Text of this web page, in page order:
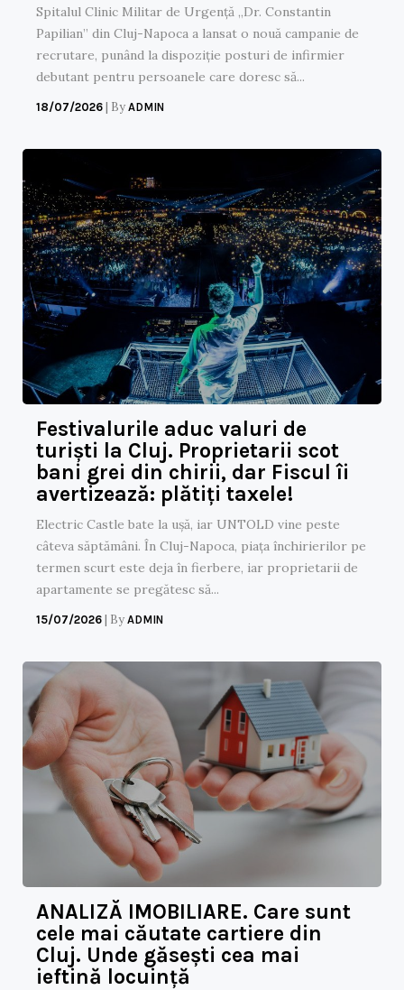
Spitalul Clinic Militar de Urgență „Dr. Constantin
Papilian” din Cluj-Napoca a lansat o nouă campanie de
recrutare, punând la dispoziție posturi de infirmier
debutant pentru persoanele care doresc să...
18/07/2026 | By ADMIN
Festivalurile aduc valuri de
turiști la Cluj. Proprietarii scot
bani grei din chirii, dar Fiscul îi
avertizează: plătiți taxele!
Electric Castle bate la ușă, iar UNTOLD vine peste
câteva săptămâni. În Cluj-Napoca, piața închirierilor pe
termen scurt este deja în fierbere, iar proprietarii de
apartamente se pregătesc să...
15/07/2026 | By ADMIN
ANALIZĂ IMOBILIARE. Care sunt
cele mai căutate cartiere din
Cluj. Unde găsești cea mai
ieftină locuință